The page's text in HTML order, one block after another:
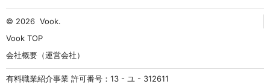
© 2026 Vook.
Vook TOP
会社概要（運営会社）
有料職業紹介事業 許可番号：13 - ユ - 312611